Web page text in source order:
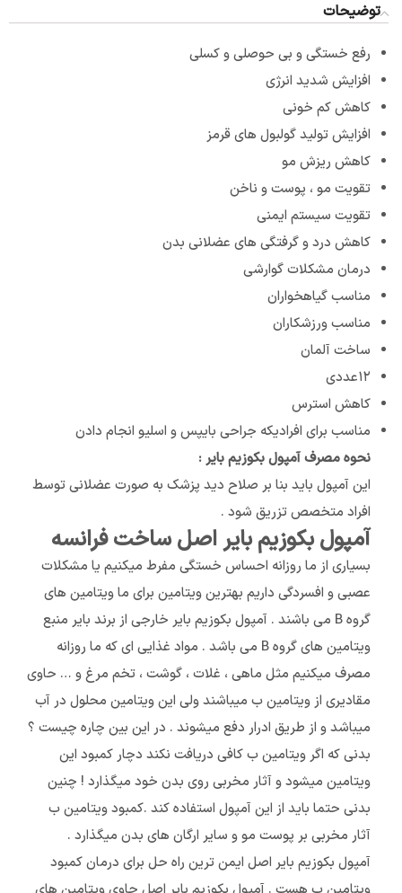
توضیحات
رفع خستگی و بی حوصلی و کسلی
افزایش شدید انرژی
کاهش کم خونی
افزایش تولید گولبول های قرمز
کاهش ریزش مو
تقویت مو ، پوست و ناخن
تقویت سیستم ایمنی
کاهش درد و گرفتگی های عضلانی بدن
درمان مشکلات گوارشی
مناسب گیاهخواران
مناسب ورزشکاران
ساخت آلمان
۱۲عددی
کاهش استرس
مناسب برای افرادیکه جراحی بایپس و اسلیو انجام دادن
نحوه مصرف آمپول بکوزیم بایر :
این آمپول باید بنا بر صلاح دید پزشک به صورت عضلانی توسط
افراد متخصص تزریق شود .
آمپول بکوزیم بایر اصل ساخت فرانسه
بسیاری از ما روزانه احساس خستگی مفرط میکنیم یا مشکلات
عصبی و افسردگی داریم بهترین ویتامین برای ما ویتامین های
گروه B می باشند . آمپول بکوزیم بایر خارجی از برند بایر منبع
ویتامین های گروه B می باشد . مواد غذایی ای که ما روزانه
مصرف میکنیم مثل ماهی ، غلات ، گوشت ، تخم مرغ و … حاوی
مقادیری از ویتامین ب میباشند ولی این ویتامین محلول در آب
میباشد و از طریق ادرار دفع میشوند . در این بین چاره چیست ؟
بدنی که اگر ویتامین ب کافی دریافت نکند دچار کمبود این
ویتامین میشود و آثار مخربی روی بدن خود میگذارد ! چنین
بدنی حتما باید از این آمپول استفاده کند .کمبود ویتامین ب
آثار مخربی بر پوست مو و سایر ارگان های بدن میگذارد .
آمپول بکوزیم بایر اصل ایمن ترین راه حل برای درمان کمبود